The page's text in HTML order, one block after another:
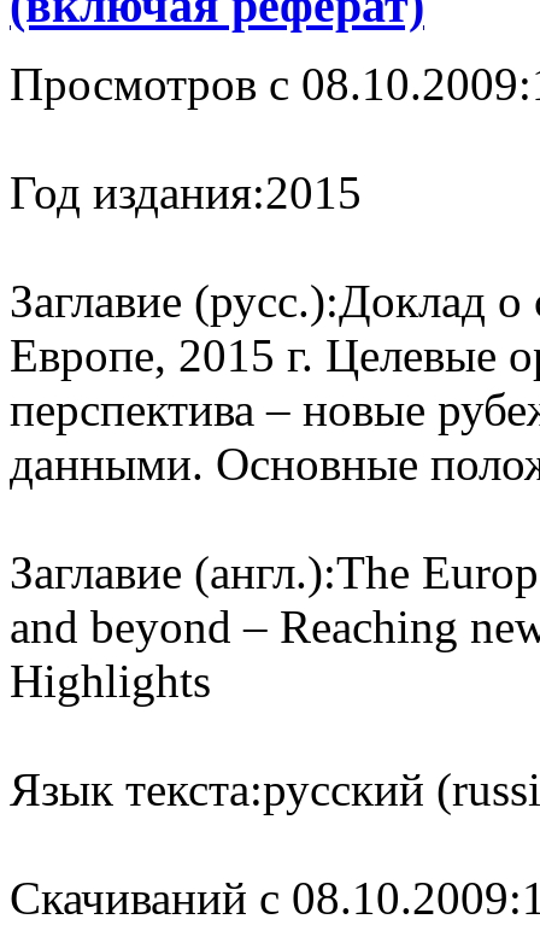
Просмотров с 08.10.2009:
Год издания:2015
Заглавие (русс.):Доклад о
Европе, 2015 г. Целевые
перспектива – новые
данными. Основные
Заглавие (англ.):The
and beyond – Reaching
Highlights
Язык текста:русский
Cкачиваний с 08.10.2009: